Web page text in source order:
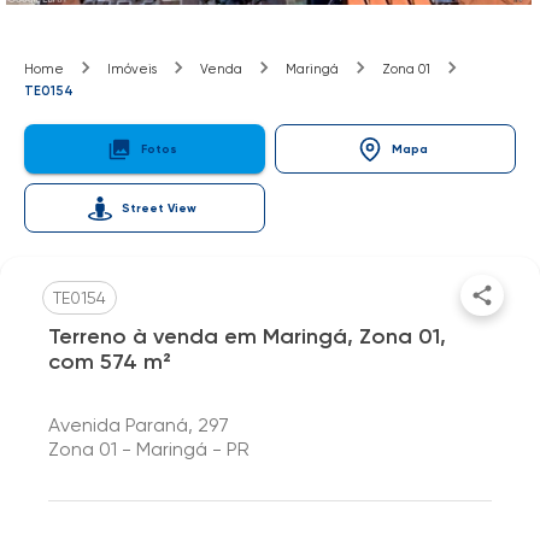
Home Imóveis Venda Maringá
Zona 01
TE0154
Fotos Mapa
Street View
TE0154
Terreno à venda em Maringá, Zona 01,
com 574 m²
Avenida Paraná, 297
Zona 01 - Maringá - PR